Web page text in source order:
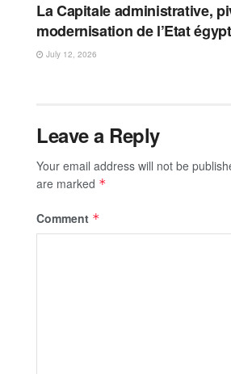
La Capitale administrative,
modernisation de l’Etat
July 12, 2026
Leave a Reply
Your email address will not be
are marked *
Comment *